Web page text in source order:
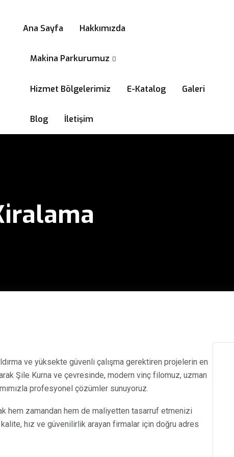
Ana Sayfa Hakkımızda
Makina Parkurumuz
Hizmet Bölgelerimiz E-Katalog Galeri
Blog İletişim
ve yüksekte güvenli çalışma gerektiren projelerin en
Şile Kurna ve çevresinde, modern vinç filomuz, uzman
profesyonel çözümler sunuyoruz.
hem zamandan hem de maliyetten tasarruf etmenizi
hız ve güvenilirlik arayan firmalar için doğru adres